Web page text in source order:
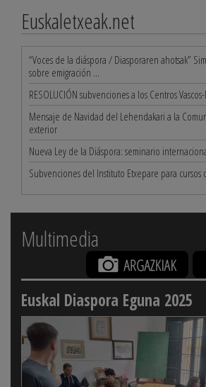
Euskaletxeak.net
“Voces de la diáspora / Diasporaren ahotsak”
sobre emigración ...
RESOLUCIÓN subvenciones a los Centros
Mensaje de Navidad del Lehendakari a la
exterior
Nueva Ley de la Diáspora: seminario
Subvenciones del Instituto Etxepare para cursos
Multimedia
Euskal Diaspora Eguna 2025